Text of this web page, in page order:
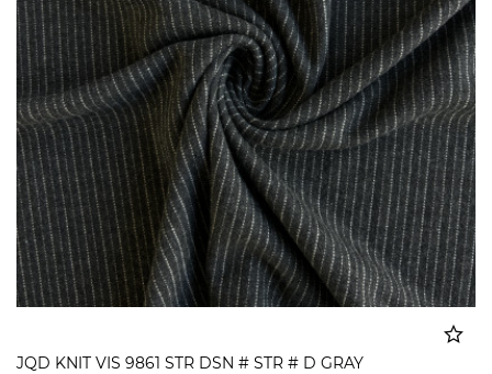
JQD KNIT VIS 9861 STR DSN # STR # D GRAY